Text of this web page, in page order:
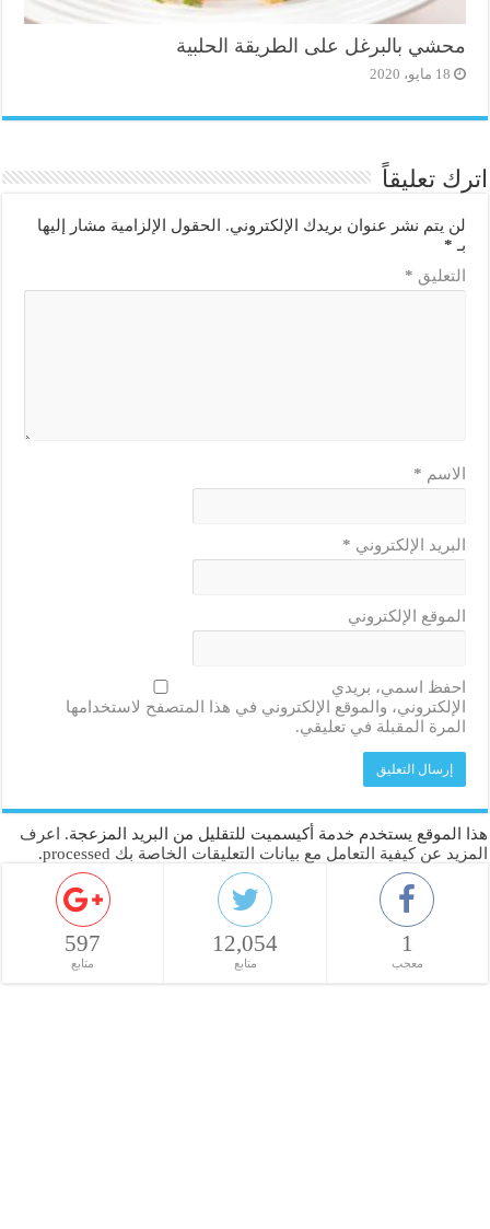
محشي بالبرغل على الطريقة الحلبية
18 مايو، 2020
اترك تعليقاً
لن يتم نشر عنوان بريدك الإلكتروني.
الحقول الإلزامية مشار إليها
بـ *
التعليق *
الاسم *
البريد الإلكتروني *
الموقع الإلكتروني
احفظ اسمي، بريدي
الإلكتروني، والموقع الإلكتروني في هذا المتصفح لاستخدامها
المرة المقبلة في تعليقي.
هذا الموقع يستخدم خدمة أكيسميت للتقليل من البريد المزعجة.
اعرف
المزيد عن كيفية التعامل مع بيانات التعليقات الخاصة بك processed
.
1
معجب
12,054
متابع
597
متابع